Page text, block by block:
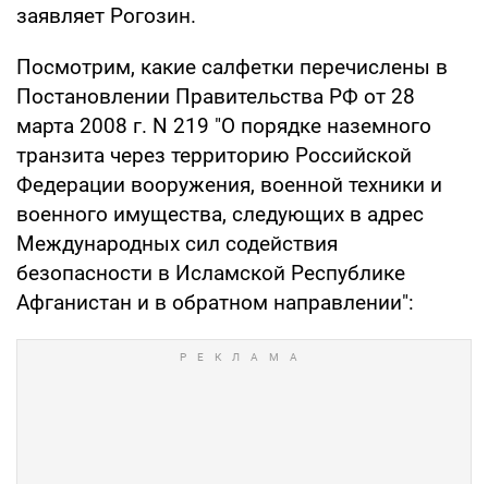
заявляет Рогозин.
Посмотрим, какие салфетки перечислены в
Постановлении Правительства РФ от 28
марта 2008 г. N 219 "О порядке наземного
транзита через территорию Российской
Федерации вооружения, военной техники и
военного имущества, следующих в адрес
Международных сил содействия
безопасности в Исламской Республике
Афганистан и в обратном направлении":